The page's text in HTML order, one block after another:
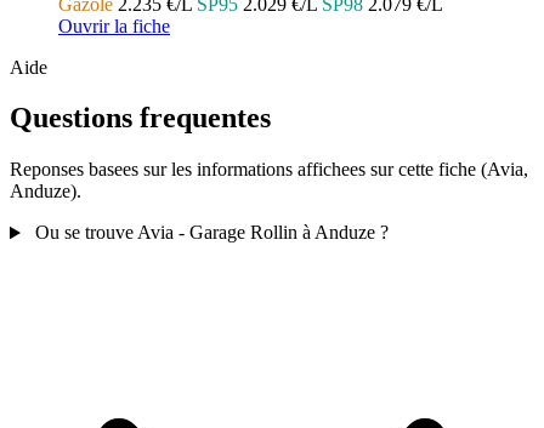
Ouvrir la fiche
Aide
Questions frequentes
Reponses basees sur les informations affichees sur cette fiche (Avia,
Anduze).
Ou se trouve Avia - Garage Rollin à Anduze ?